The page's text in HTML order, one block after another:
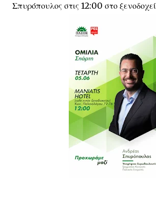
Σπυρόπουλος στις 12:00 στο